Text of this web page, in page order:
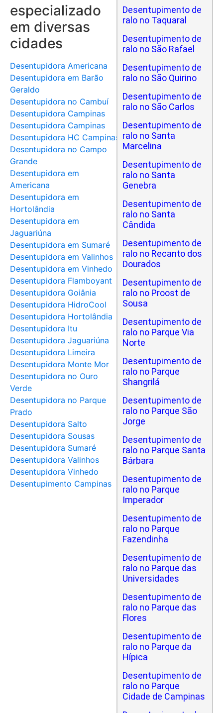
especializado
em diversas
cidades
Desentupidora Americana
Desentupidora em Barão
Geraldo
Desentupidora no Cambuí
Desentupidora Campinas
Desentupidora Campinas
Desentupidora HC Campinas
Desentupidora no Campo
Grande
Desentupidora em
Americana
Desentupidora em
Hortolândia
Desentupidora em
Jaguariúna
Desentupidora em Sumaré
Desentupidora em Valinhos
Desentupidora em Vinhedo
Desentupidora Flamboyant
Desentupidora Goiânia
Desentupidora HidroCool
Desentupidora Hortolândia
Desentupidora Itu
Desentupidora Jaguariúna
Desentupidora Limeira
Desentupidora Monte Mor
Desentupidora no Ouro
Verde
Desentupidora no Parque
Prado
Desentupidora Salto
Desentupidora Sousas
Desentupidora Sumaré
Desentupidora Valinhos
Desentupidora Vinhedo
Desentupimento Campinas
Desentupimento de
ralo no Taquaral
Desentupimento de
ralo no São Rafael
Desentupimento de
ralo no São Quirino
Desentupimento de
ralo no São Carlos
Desentupimento de
ralo no Santa
Marcelina
Desentupimento de
ralo no Santa
Genebra
Desentupimento de
ralo no Santa
Cândida
Desentupimento de
ralo no Recanto dos
Dourados
Desentupimento de
ralo no Proost de
Sousa
Desentupimento de
ralo no Parque Via
Norte
Desentupimento de
ralo no Parque
Shangrilá
Desentupimento de
ralo no Parque São
Jorge
Desentupimento de
ralo no Parque Santa
Bárbara
Desentupimento de
ralo no Parque
Imperador
Desentupimento de
ralo no Parque
Fazendinha
Desentupimento de
ralo no Parque das
Universidades
Desentupimento de
ralo no Parque das
Flores
Desentupimento de
ralo no Parque da
Hípica
Desentupimento de
ralo no Parque
Cidade de Campinas